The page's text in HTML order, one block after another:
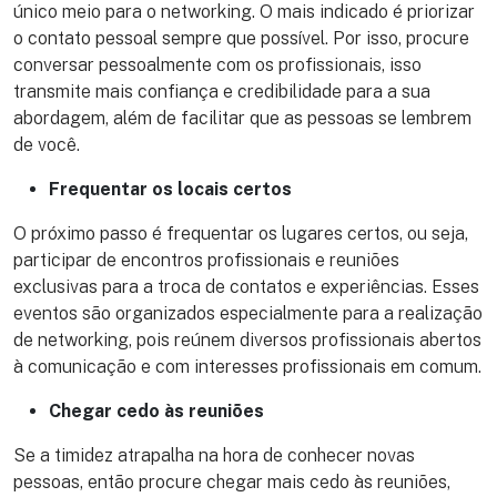
único meio para o networking. O mais indicado é priorizar
o contato pessoal sempre que possível. Por isso, procure
conversar pessoalmente com os profissionais, isso
transmite mais confiança e credibilidade para a sua
abordagem, além de facilitar que as pessoas se lembrem
de você.
Frequentar os locais certos
O próximo passo é frequentar os lugares certos, ou seja,
participar de encontros profissionais e reuniões
exclusivas para a troca de contatos e experiências. Esses
eventos são organizados especialmente para a realização
de networking, pois reúnem diversos profissionais abertos
à comunicação e com interesses profissionais em comum.
Chegar cedo às reuniões
Se a timidez atrapalha na hora de conhecer novas
pessoas, então procure chegar mais cedo às reuniões,